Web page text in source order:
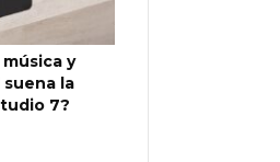
y
la
7?